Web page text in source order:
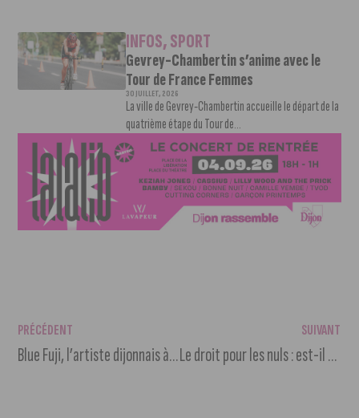
INFOS,SPORT
Gevrey-Chambertin s’anime avec le
Tour de France Femmes
30 JUILLET, 2026
La ville de Gevrey-Chambertin accueille le départ de la
quatrième étape du Tour de...
PRÉCÉDENT
Blue Fuji, l’artiste dijonnais à suivre en 2024
SUIVANT
Le droit pour les nuls : est-il possible d’offrir un animal à Noël ?